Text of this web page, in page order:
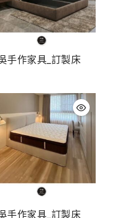
手作家具_訂製床
手作家具_訂製床